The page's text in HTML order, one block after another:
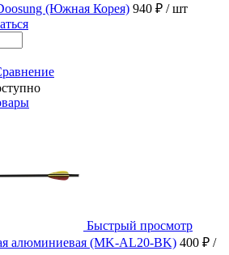
(Южная Корея) 940 ₽ / шт
Быстрый просмотр
алюминиевая (MK-AL20-BK) 400 ₽ /